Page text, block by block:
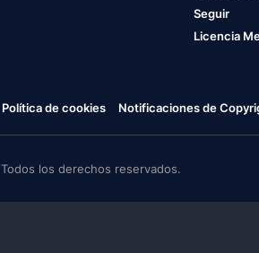
Seguir
Licencia
Política de cookies Notificaciones de
los derechos reservados.